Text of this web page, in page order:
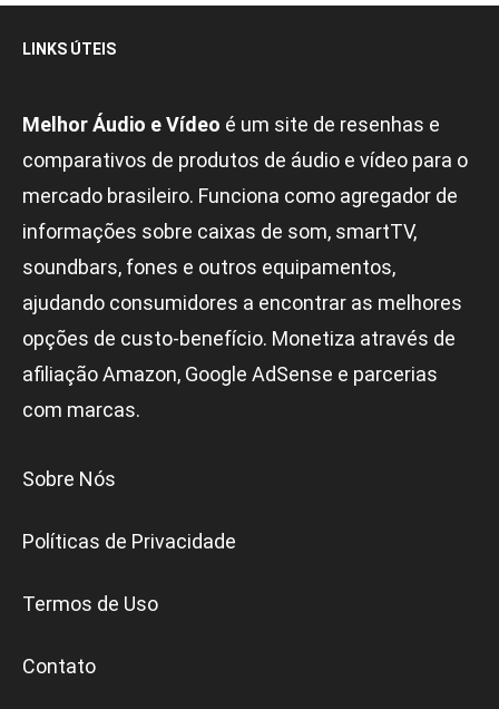
LINKS ÚTEIS
Melhor Áudio e Vídeo é um site de resenhas e
comparativos de produtos de áudio e vídeo para o
mercado brasileiro. Funciona como agregador de
informações sobre caixas de som, smartTV,
soundbars, fones e outros equipamentos,
ajudando consumidores a encontrar as melhores
opções de custo-benefício. Monetiza através de
afiliação Amazon, Google AdSense e parcerias
com marcas.
Sobre Nós
Políticas de Privacidade
Termos de Uso
Contato